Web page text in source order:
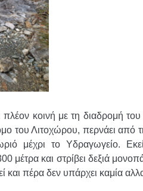
κοινή με τη διαδρομή του
του Λιτοχώρου, περνάει από
μέχρι το Υδραγωγείο.
μέτρα και στρίβει δεξιά
και πέρα δεν υπάρχει καμία